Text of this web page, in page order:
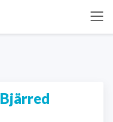
Bjärred